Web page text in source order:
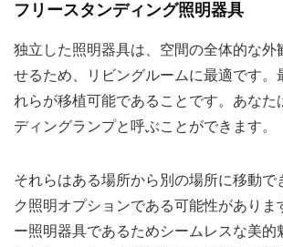
フリースタンディング照明器具
独立した照明器具は、空間の全体的な外
せるため、リビングルームに最適です。
れらが移植可能であることです。あなた
ディングランプと呼ぶことができます。
それらはある場所から別の場所に移動で
ク照明オプションである可能性がありま
ー照明器具であるためシームレスな美的